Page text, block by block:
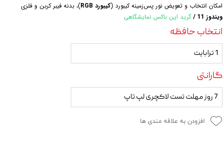
امکان انتخاب و تعویض نور پس‌زمینه کیبورد (کیبورد RGB
)، بدنه فیبر کربن و فلزی
ویندوز 11 /
گرید اپن باکس نمایشگاهی
انتخاب حافظه
1 ترابایت
گارانتی
7 روز مهلت تست لاکچری لپ تاپ
افزودن به علاقه مندی ها